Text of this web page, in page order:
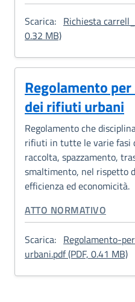
Scarica: Richiesta
0.32 MB): Richiesta
Regolamento
dei rifiuti urbani
Regolamento che
rifiuti in tutte le varie fasi
raccolta, spazzamento,
smaltimento, nel rispetto
efficienza ed economicità.
CATEGORIA CORRELATA:
ATTO NORMATIVO
Scarica: Regolamento-
urbani.pdf (PDF, 0.41 MB):